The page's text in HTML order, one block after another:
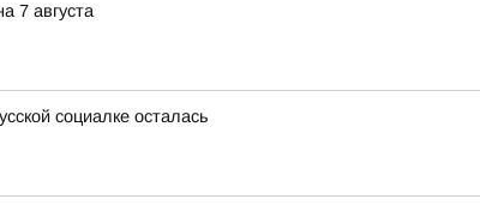
7 августа
социалке осталась